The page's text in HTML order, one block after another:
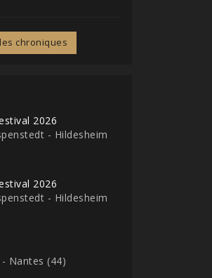
chroniques
2026
- Hildesheim
2026
- Hildesheim
Nantes (44)